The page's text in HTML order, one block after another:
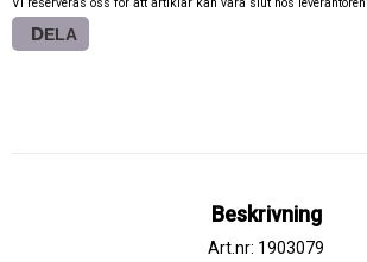
DELA
Beskrivning
Art.nr: 1903079